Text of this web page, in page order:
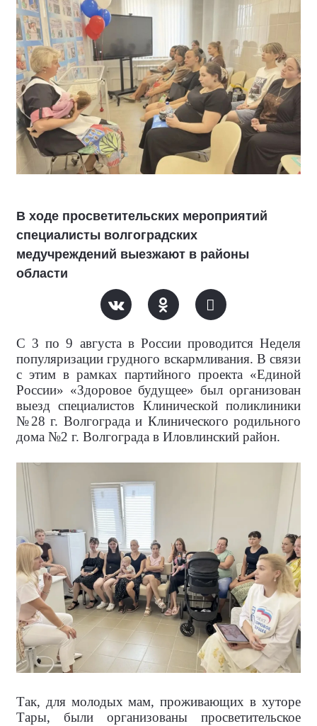
В ходе просветительских мероприятий
специалисты волгоградских
медучреждений выезжают в районы
области
С 3 по 9 августа в России проводится Неделя
популяризации грудного вскармливания. В связи
с этим в рамках партийного проекта «Единой
России» «Здоровое будущее» был организован
выезд специалистов Клинической поликлиники
№28 г. Волгограда и Клинического родильного
дома №2 г. Волгограда в Иловлинский район.
Так, для молодых мам, проживающих в хуторе
Тары, были организованы просветительское